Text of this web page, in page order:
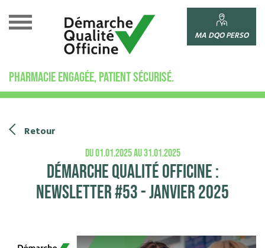
MA DQO PERSO
PHARMACIE ENGAGÉE, PATIENT SÉCURISÉ.
Retour
du 01.01.2025 au 31.01.2025
Démarche Qualité Officine :
newsletter #53 - Janvier 2025